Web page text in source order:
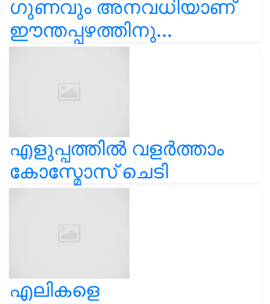
ഗുണവും അനവധിയാണ്
ഈന്തപ്പഴത്തിനു...
എളുപ്പത്തിൽ വളർത്താം
കോസ്മോസ് ചെടി
എലികളെ